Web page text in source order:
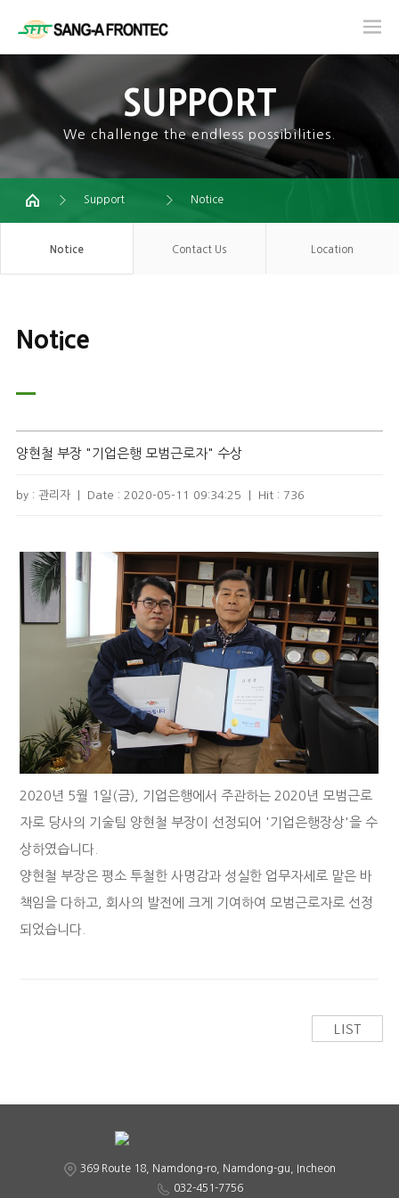
SUPPORT
We challenge the endless possibilities.
Support Notice
Notice Contact Us Location
Notice
양현철 부장 "기업은행 모범근로자" 수상
by : 관리자 Date : 2020-05-11 09:34:25 Hit : 736
2020년 5월 1일(금), 기업은행에서 주관하는 2020년 모범근로
자로 당사의 기술팀 양현철 부장이 선정되어 '기업은행장상'을 수
상하였습니다.
양현철 부장은 평소 투철한 사명감과 성실한 업무자세로 맡은 바
책임을 다하고, 회사의 발전에 크게 기여하여 모범근로자로 선정
되었습니다.
369 Route 18, Namdong-ro, Namdong-gu, Incheon
032-451-7756